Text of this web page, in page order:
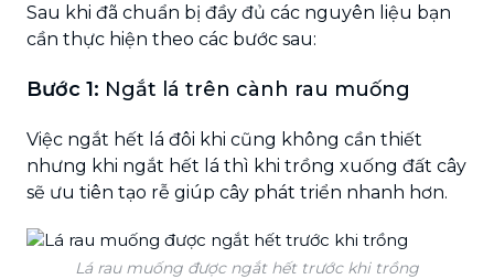
Sau khi đã chuẩn bị đầy đủ các nguyên liệu bạn
cần thực hiện theo các bước sau:
Bước 1: Ngắt lá trên cành rau muống
Việc ngắt hết lá đôi khi cũng không cần thiết
nhưng khi ngắt hết lá thì khi trồng xuống đất cây
sẽ ưu tiên tạo rễ giúp cây phát triển nhanh hơn.
Lá rau muống được ngắt hết trước khi trồng